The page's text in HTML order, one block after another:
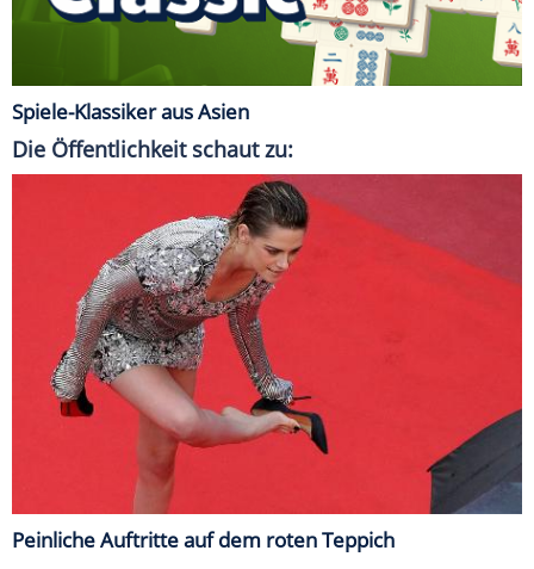
Spiele-Klassiker aus Asien
Die Öffentlichkeit schaut zu:
Peinliche Auftritte auf dem roten Teppich